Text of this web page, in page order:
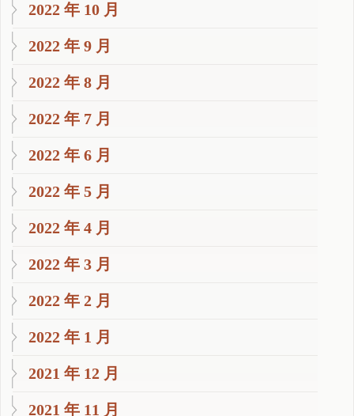
2022 年 10 月
2022 年 9 月
2022 年 8 月
2022 年 7 月
2022 年 6 月
2022 年 5 月
2022 年 4 月
2022 年 3 月
2022 年 2 月
2022 年 1 月
2021 年 12 月
2021 年 11 月